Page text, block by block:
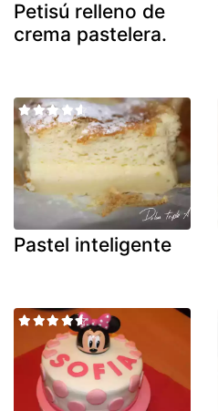
Petisú relleno de
crema pastelera.
Pastel inteligente